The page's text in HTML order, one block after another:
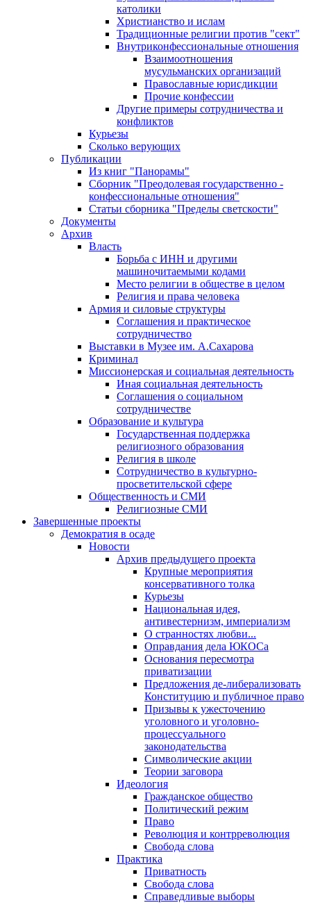
католики
Христианство и ислам
Традиционные религии против "сект"
Внутриконфессиональные отношения
Взаимоотношения
мусульманских организаций
Православные юрисдикции
Прочие конфессии
Другие примеры сотрудничества и
конфликтов
Курьезы
Сколько верующих
Публикации
Из книг "Панорамы"
Сборник "Преодолевая государственно -
конфессиональные отношения"
Статьи сборника "Пределы светскости"
Документы
Архив
Власть
Борьба с ИНН и другими
машиночитаемыми кодами
Место религии в обществе в целом
Религия и права человека
Армия и силовые структуры
Соглашения и практическое
сотрудничество
Выставки в Музее им. А.Сахарова
Криминал
Миссионерская и социальная деятельность
Иная социальная деятельность
Соглашения о социальном
сотрудничестве
Образование и культура
Государственная поддержка
религиозного образования
Религия в школе
Сотрудничество в культурно-
просветительской сфере
Общественность и СМИ
Религиозные СМИ
Завершенные проекты
Демократия в осаде
Новости
Архив предыдущего проекта
Крупные мероприятия
консервативного толка
Курьезы
Национальная идея,
антивестернизм, империализм
О странностях любви...
Оправдания дела ЮКОСа
Основания пересмотра
приватизации
Предложения де-либерализовать
Конституцию и публичное право
Призывы к ужесточению
уголовного и уголовно-
процессуального
законодательства
Символические акции
Теории заговора
Идеология
Гражданское общество
Политический режим
Право
Революция и контрреволюция
Свобода слова
Практика
Приватность
Свобода слова
Справедливые выборы